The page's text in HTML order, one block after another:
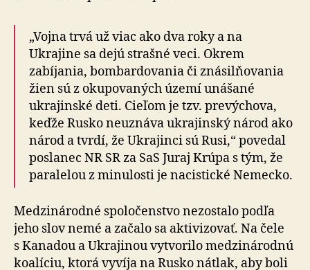
„Vojna trvá už viac ako dva roky a na
Ukrajine sa dejú strašné veci. Okrem
zabíjania, bombardovania či znásilňovania
žien sú z okupovaných území unášané
ukrajinské deti. Cieľom je tzv. prevýchova,
keďže Rusko neuznáva ukrajinský národ ako
národ a tvrdí, že Ukrajinci sú Rusi,“ povedal
poslanec NR SR za SaS Juraj Krúpa s tým, že
paralelou z minulosti je nacistické Nemecko.
Medzinárodné spoločenstvo nezostalo podľa
jeho slov nemé a začalo sa aktivizovať. Na čele
s Kanadou a Ukrajinou vytvorilo medzinárodnú
koalíciu, ktorá vyvíja na Rusko nátlak, aby boli